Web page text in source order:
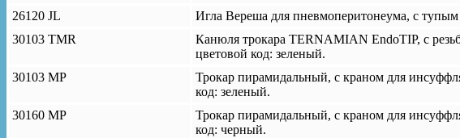
26120 JL Игла Вереша для пневмоперитонеума, с
30103 TMR
Канюля трокара TERNAMIAN EndoTIP, с
цветовой код: зеленый.
30103 MP
Трокар пирамидальный, с краном для
код: зеленый.
30160 MP
Трокар пирамидальный, с краном для
код: черный.